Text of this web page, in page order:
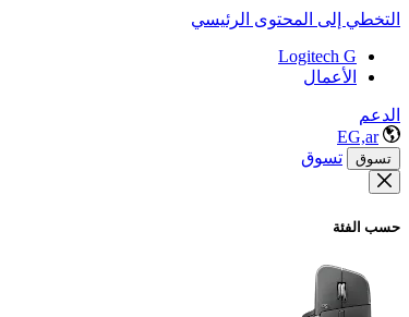
التخطي إلى المحتوى الرئيسي
Logitech G
الأعمال
الدعم
EG,ar
تسوق تسوق
حسب الفئة